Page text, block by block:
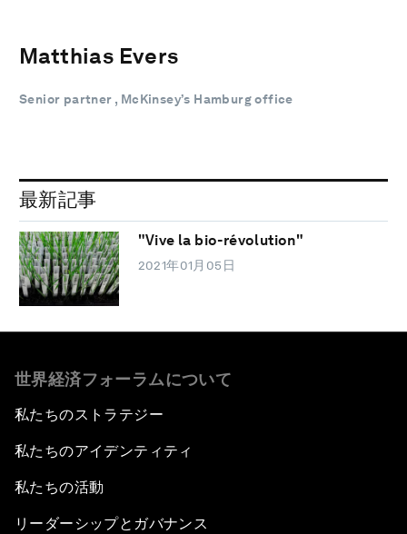
Matthias Evers
Senior partner , McKinsey’s Hamburg office
最新記事
"Vive la bio-révolution"
2021年01月05日
世界経済フォーラムについて
私たちのストラテジー
私たちのアイデンティティ
私たちの活動
リーダーシップとガバナンス